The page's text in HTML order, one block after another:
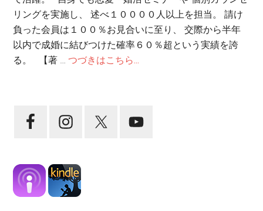
リングを実施し、 述べ１００００人以上を担当。 請け
負った会員は１００％お見合いに至り、 交際から半年
以内で成婚に結びつけた確率６０％超という実績を誇
る。 【著 …つづきはこちら...